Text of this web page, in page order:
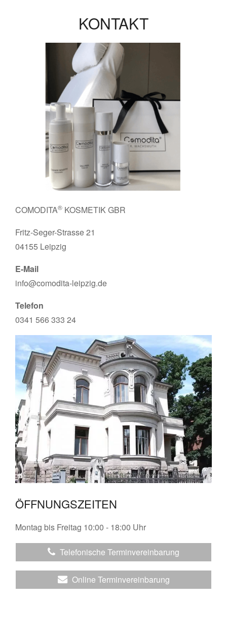
KONTAKT
COMODITA® KOSMETIK GBR
Fritz-Seger-Strasse 21
04155 Leipzig
E-Mail
info@comodita-leipzig.de
Telefon
0341 566 333 24
ÖFFNUNGSZEITEN
Montag bis Freitag 10:00 - 18:00 Uhr
Telefonische Terminvereinbarung
Online Terminvereinbarung